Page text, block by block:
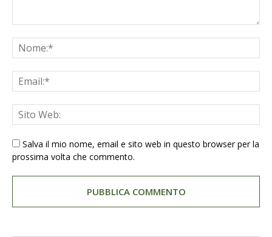
Salva il mio nome, email e sito web in questo browser per la
prossima volta che commento.